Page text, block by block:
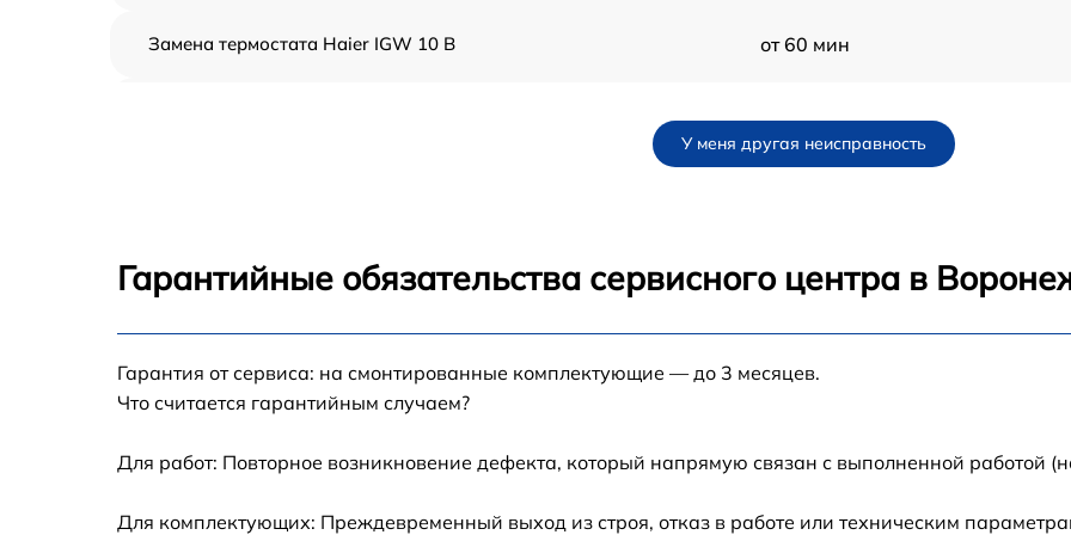
Замена термостата Haier IGW 10 B от 60 мин
Ремонт/замена датчика температуры Haier
Замена прокладки Haier IGW 10 B от 60 мин
B
от 60 мин
У меня другая неисправность
Гарантийные обязательства сервисного центра в
Гарантия от сервиса: на смонтированные комплектующие — до 3 месяцев.
Что считается гарантийным случаем?
Для работ: Повторное возникновение дефекта, который напрямую связан с выполненной работой
Для комплектующих: Преждевременный выход из строя, отказ в работе или техническим